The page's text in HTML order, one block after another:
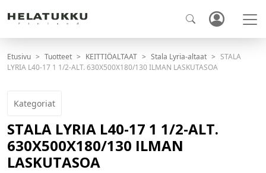
Etusivu Tuotteet KEITTIÖALTAAT Stala Lyria-altaat
STALA
LYRIA L40-17 1 1/2-ALT. 630X500X180/130 ILMAN LASKUTASOA
Kategoriat
STALA LYRIA L40-17 1 1/2-ALT.
630X500X180/130 ILMAN
LASKUTASOA